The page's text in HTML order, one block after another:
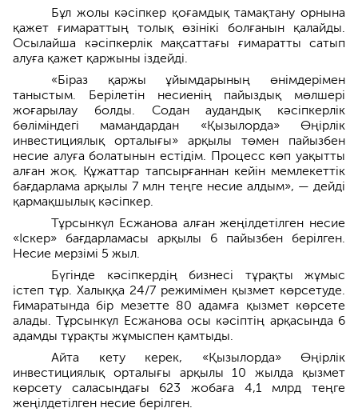
Бұл жолы кәсіпкер қоғамдық тамақтану орнына
қажет ғимараттың толық өзінікі болғанын қалайды.
Осылайша кәсіпкерлік мақсаттағы ғимаратты сатып
алуға қажет қаржыны іздейді.
«Біраз қаржы ұйымдарының өнімдерімен
таныстым. Берілетін несиенің пайыздық мөлшері
жоғарылау болды. Содан аудандық кәсіпкерлік
бөліміндегі мамандардан «Қызылорда» Өңірлік
инвестициялық орталығы» арқылы төмен пайызбен
несие алуға болатынын естідім. Процесс көп уақытты
алған жоқ. Құжаттар тапсырғаннан кейін мемлекеттік
бағдарлама арқылы 7 млн теңге несие алдым», — дейді
қармақшылық кәсіпкер.
Тұрсынкүл Есжанова алған жеңілдетілген несие
«Іскер» бағдарламасы арқылы 6 пайызбен берілген.
Несие мерзімі 5 жыл.
Бүгінде кәсіпкердің бизнесі тұрақты жұмыс
істеп тұр. Халыққа 24/7 режимімен қызмет көрсетуде.
Ғимаратында бір мезетте 80 адамға қызмет көрсете
алады. Тұрсынкүл Есжанова осы кәсіптің арқасында 6
адамды тұрақты жұмыспен қамтыды.
Айта кету керек, «Қызылорда» Өңірлік
инвестициялық орталығы арқылы 10 жылда қызмет
көрсету саласындағы 623 жобаға 4,1 млрд теңге
жеңілдетілген несие берілген.